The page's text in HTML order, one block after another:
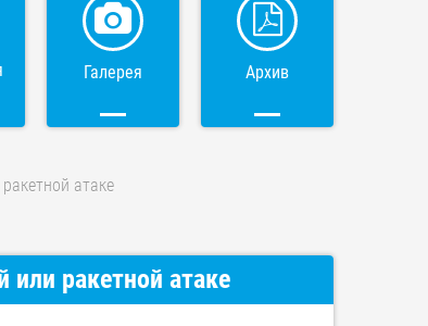
Галерея Архив
атаке
или ракетной атаке